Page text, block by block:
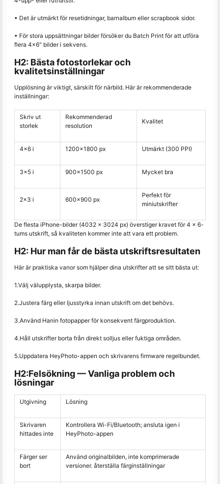
• Det är utmärkt för resetidningar, barnalbum eller scrapbook sidor.
• För stora uppsättningar bilder försöker du Batch Print för att utföra
flera 4×6" bilder i sekvens.
H2: Bästa fotostorlekar och
kvalitetsinställningar
Upplösning är viktigt, särskilt för närbild. Här är rekommenderade
inställningar:
Skriv ut
storlek
Rekommenderad
resolution
Kvalitet
4×6 i 1200×1800 px Utmärkt (300 PPI)
3×5 i 900×1500 px Mycket bra
2x3 i 600×900 px
Perfekt för
miniutskrifter
De flesta iPhone-bilder (4032 × 3024 px) överstiger kravet för 4 × 6-
tums utskrift, så kvaliteten kommer inte att vara ett problem.
H2: Hur man får de bästa utskriftsresultaten
Här är praktiska vanor som hjälper dina utskrifter att se sitt bästa ut:
1.Välj välupplysta, skarpa bilder.
2.Justera färg eller ljusstyrka innan utskrift om det behövs.
3.Använd Hanin fotopapper för konsekvent färgproduktion.
4.Håll utskrifter borta från direkt solljus eller fuktiga områden.
5.Uppdatera HeyPhoto-appen och skrivarens firmware regelbundet.
H2:Felsökning — Vanliga problem och
lösningar
Utgivning Lösning
Skrivaren
hittades inte
Kontrollera Wi-Fi/Bluetooth; ansluta igen i
HeyPhoto-appen
Färger ser
bort
Använd originalbilden, inte komprimerade
versioner. återställa färginställningar